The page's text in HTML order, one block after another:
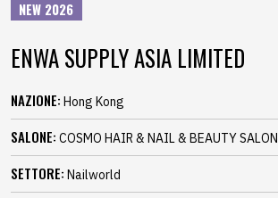
NEW 2026
ENWA SUPPLY ASIA LIMITED
NAZIONE: Hong Kong
SALONE: COSMO HAIR & NAIL & BEAUTY SALON
SETTORE: Nailworld